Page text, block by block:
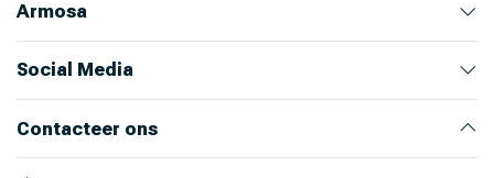
Bekijk alle producten
Armosa
Over ons
Ons team
Nieuws
Werken bij Armosa
Alle productcategorieën
Onze merken
Social Media
Instagram
LinkedIn
Facebook
Youtube
Contacteer ons